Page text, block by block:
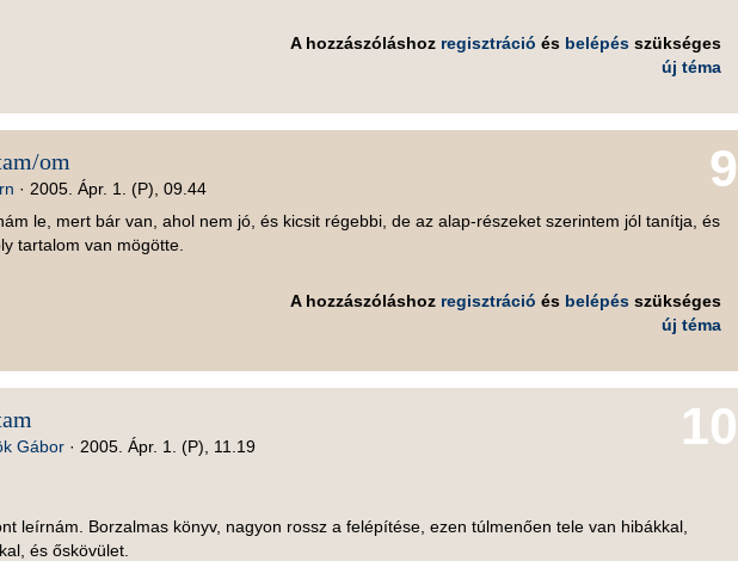
A hozzászóláshoz regisztráció és belépésszükséges
új téma
9
om
· 2005. Ápr. 1. (P), 09.44
le, mert bár van, ahol nem jó, és kicsit régebbi, de az alap-részeket szerintem jól tanítja, és
tartalom van mögötte.
A hozzászóláshoz regisztráció és belépésszükséges
új téma
10
Gábor· 2005. Ápr. 1. (P), 11.19
leírnám. Borzalmas könyv, nagyon rossz a felépítése, ezen túlmenően tele van hibákkal,
és őskövület.